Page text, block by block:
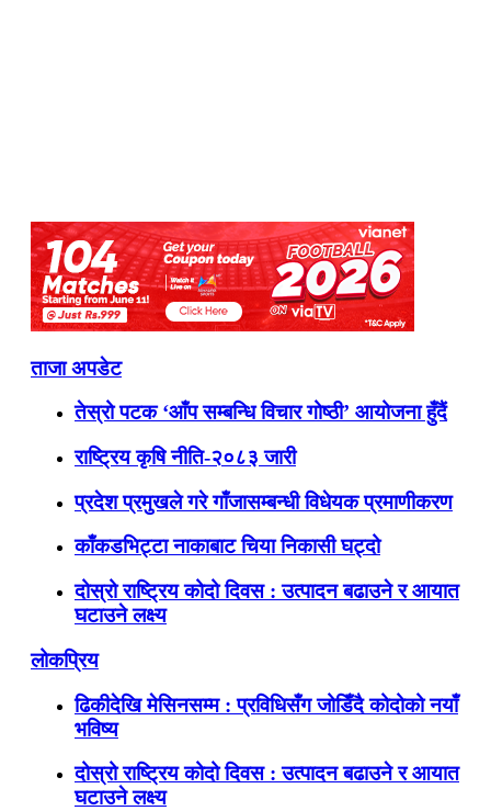
ताजा अपडेट
तेस्रो पटक ‘आँप सम्बन्धि विचार गोष्ठी’ आयोजना हुँदैं
राष्ट्रिय कृषि नीति-२०८३ जारी
प्रदेश प्रमुखले गरे गाँजासम्बन्धी विधेयक प्रमाणीकरण
काँकडभिट्टा नाकाबाट चिया निकासी घट्दो
दोस्रो राष्ट्रिय कोदो दिवस : उत्पादन बढाउने र आयात
घटाउने लक्ष्य
लोकप्रिय
ढिकीदेखि मेसिनसम्म : प्रविधिसँग जोडिँदै कोदोको नयाँ
भविष्य
दोस्रो राष्ट्रिय कोदो दिवस : उत्पादन बढाउने र आयात
घटाउने लक्ष्य